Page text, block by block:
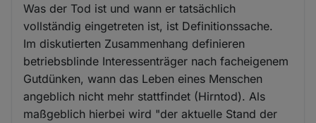
Was der Tod ist und wann er tatsächlich
vollständig eingetreten ist, ist Definitionssache.
Im diskutierten Zusammenhang definieren
betriebsblinde Interessenträger nach facheigenem
Gutdünken, wann das Leben eines Menschen
angeblich nicht mehr stattfindet (Hirntod). Als
maßgeblich hierbei wird "der aktuelle Stand der